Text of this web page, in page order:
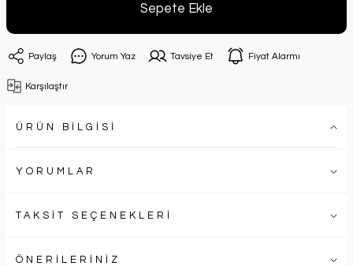
Sepete Ekle
Paylaş Yorum Yaz Tavsiye Et Fiyat Alarmı
Karşılaştır
ÜRÜN BİLGİSİ
YORUMLAR
TAKSİT SEÇENEKLERİ
ÖNERİLERİNİZ